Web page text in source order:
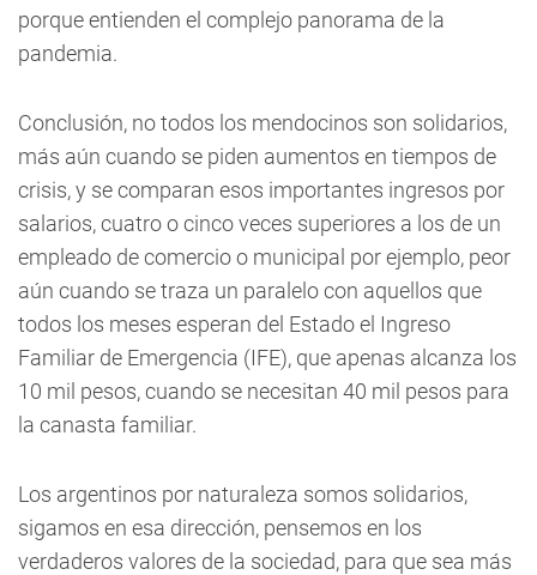
porque entienden el complejo panorama de la
pandemia.
Conclusión, no todos los mendocinos son solidarios,
más aún cuando se piden aumentos en tiempos de
crisis, y se comparan esos importantes ingresos por
salarios, cuatro o cinco veces superiores a los de un
empleado de comercio o municipal por ejemplo, peor
aún cuando se traza un paralelo con aquellos que
todos los meses esperan del Estado el Ingreso
Familiar de Emergencia (IFE), que apenas alcanza los
10 mil pesos, cuando se necesitan 40 mil pesos para
la canasta familiar.
Los argentinos por naturaleza somos solidarios,
sigamos en esa dirección, pensemos en los
verdaderos valores de la sociedad, para que sea más